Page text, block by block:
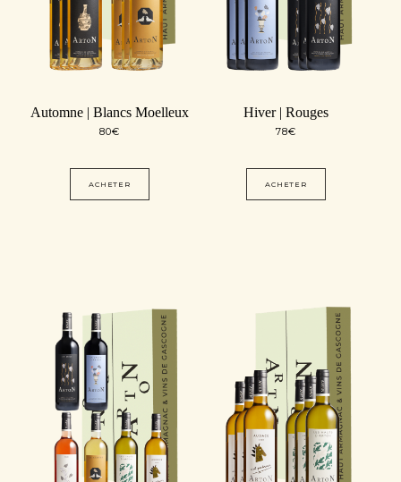
Automne | Blancs Moelleux
80€
ACHETER
Hiver | Rouges
78€
ACHETER